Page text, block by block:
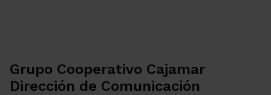
Grupo Cooperativo Cajamar
Dirección de Comunicación